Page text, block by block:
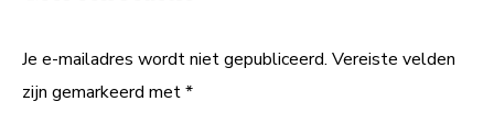
Je e-mailadres wordt niet gepubliceerd. Vereiste velden
zijn gemarkeerd met*